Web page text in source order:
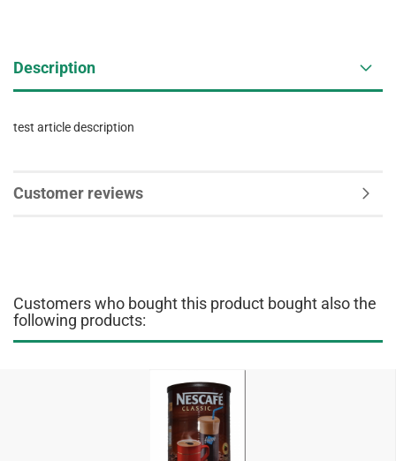
Description
test article description
Customer reviews
Customers who bought this product bought also the
following products: